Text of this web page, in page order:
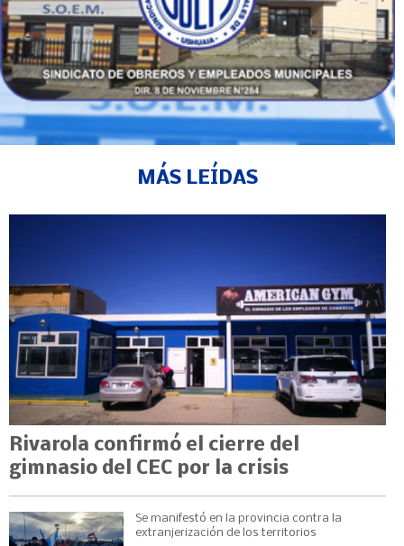
MÁS LEÍDAS
Rivarola confirmó el cierre del
gimnasio del CEC por la crisis
Se manifestó en la provincia contra la
extranjerización de los territorios